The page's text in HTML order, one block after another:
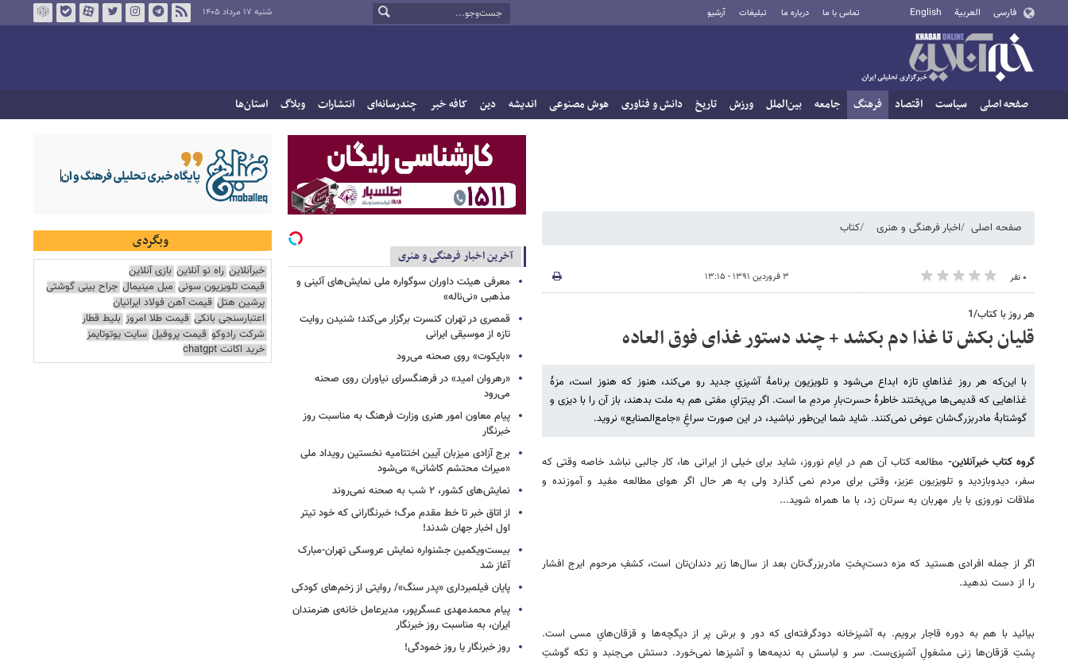
فارسی العربية English تماس با ما درباره ما تبلیغات آرشیو شنبه ۱۷ مرداد ۱۴۰۵
صفحه اصلی سیاست اقتصاد فرهنگ جامعه بین‌الملل ورزش تاریخ دانش و فناوری هوش مصنوعی اندیشه دین کافه خبر چندرسانه‌ای انتشارات وبلاگ استان‌ها
صفحه اصلی اخبار فرهنگی و هنری کتاب
۰ نفر ۳ فروردین ۱۳۹۱ - ۱۳:۱۵
هر روز با کتاب/1
قلیان بکش تا غذا دم بکشد + چند دستور غذای فوق العاده
با این‌که هر روز غذاهایِ تازه ابداع می‌شود و تلویزیون برنامهٔ آشپزیِ جدید رو می‌کند، هنوز که هنوز است، مزهٔ
غذاهایی که قدیمی‌ها می‌پختند خاطرهٔ حسرت‌بارِ مردمِ ما است. اگر پیتزایِ مفتی هم به ملت بدهند، باز آن را با دیزی و
گوشتابهٔ مادربزرگ‌شان عوض نمی‌کنند. شاید شما این‌طور نباشید، در این صورت سراغِ «جامع‌الصنایع» نروید.
گروه کتاب خبرآنلاین- مطالعه کتاب آن هم در ایام نوروز، شاید برای خیلی از ایرانی ها، کار جالبی نباشد خاصه وقتی که
سفر، دیدوبازدید و تلویزیون عزیز، وقتی برای مردم نمی گذارد ولی به هر حال اگر هوای مطالعه مفید و آموزنده و
ملاقات نوروزی با یار مهربان به سرتان زد، با ما همراه شوید...
اگر از جمله افرادی هستید که مزه دست‌پختِ مادربزرگ‌تان بعد از سال‌ها زیر دندان‌تان است، کشفِ مرحوم ایرج افشار
را از دست ندهید.
بیائید با هم به دوره قاجار برویم. به آشپزخانه دودگرفته‌ای که دور و برش پر از دیگچه‌ها و قزقان‌هایِ مسی است.
پشتِ قزقان‌ها زنی مشغولِ آشپزی‌ست. سر و لباسش به ندیمه‌ها و آشپزها نمی‌خورد. دستش می‌جنبد و تکه گوشتِ
آخرین اخبار فرهنگی و هنری
معرفی هیئت داوران سوگواره ملی نمایش‌های آئینی و
مذهبی «نی‌ناله»
قمصری در تهران کنسرت برگزار می‌کند؛ شنیدن روایت
تازه از موسیقی ایرانی
«بایکوت» روی صحنه می‌رود
«رهروان امید» در فرهنگسرای نیاوران روی صحنه
می‌رود
پیام معاون امور هنری وزارت فرهنگ به مناسبت روز
خبرنگار
برج آزادی میزبان آیین اختتامیه نخستین رویداد ملی
«میراث محتشم کاشانی» می‌شود
نمایش‌های کشور، ٢ شب به صحنه نمی‌روند
از اتاق خبر تا خط مقدم مرگ؛ خبرنگارانی که خود تیتر
اول اخبار جهان شدند!
بیست‌ویکمین جشنواره نمایش عروسکی تهران-مبارک
آغاز شد
پایان فیلمبرداری «پدر سنگ»/ روایتی از زخم‌های کودکی
پیام محمدمهدی عسگرپور، مدیرعامل خانه‌ی هنرمندان
ایران، به مناسبت روز خبرنگار
روز خبرنگار یا روز خمودگی!
وبگردی
خبرآنلاین راه نو آنلاین بازی آنلاین
قیمت تلویزیون سونی مبل مینیمال جراح بینی گوشتی
پرشین هتل قیمت آهن فولاد ایرانیان
اعتبارسنجی بانکی قیمت طلا امروز بلیط قطار
شرکت رادوکو قیمت پروفیل سایت یوتوتایمز
خرید اکانت chatgpt